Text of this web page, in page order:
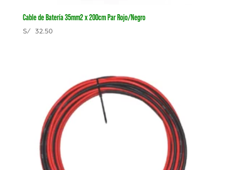
Cable de Batería 35mm2 x 200cm Par Rojo/Negro
S/32.50